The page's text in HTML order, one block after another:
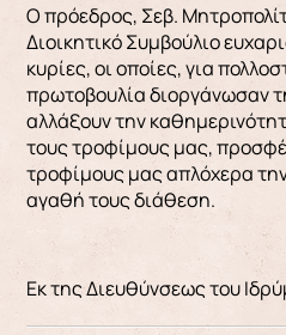
Ο πρόεδρος, Σεβ.
Διοικητικό Συμβούλιο
κυρίες, οι οποίες, για
πρωτοβουλία διοργάνωσαν
αλλάξουν την
τους τροφίμους μας,
τροφίμους μας απλόχερα
αγαθή τους διάθεση.
Εκ της Διευθύνσεως του